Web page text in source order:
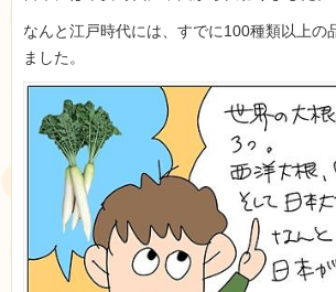
なんと江戸時代には、すでに100種類以上の
ました。